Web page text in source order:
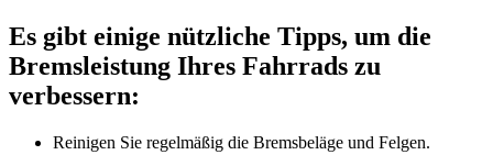
Es gibt einige nützliche Tipps, um die
Bremsleistung Ihres Fahrrads zu
verbessern:
Reinigen Sie regelmäßig die Bremsbeläge und Felgen.